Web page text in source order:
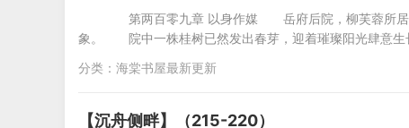
第两百零九章 以身作媒 岳府后院，柳芙蓉所居
象。 院中一株桂树已然发出春芽，迎着璀璨阳光肆意
分类： 海棠书屋最新更新
【沉舟侧畔】（215-220）